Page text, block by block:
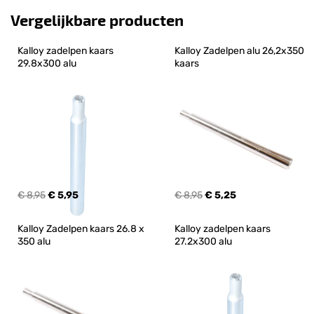
Vergelijkbare producten
Kalloy zadelpen kaars
29.8x300 alu
€ 8,95€ 5,95
Kalloy Zadelpen alu 26,2x350
kaars
€ 8,95€ 5,25
Kalloy Zadelpen kaars 26.8 x
350 alu
Kalloy zadelpen kaars
27.2x300 alu